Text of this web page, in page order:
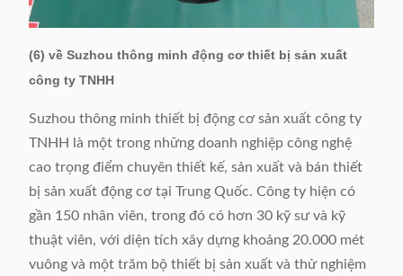
(6) về Suzhou thông minh động cơ thiết bị sản xuất
công ty TNHH
Suzhou thông minh thiết bị động cơ sản xuất công ty
TNHH là một trong những doanh nghiệp công nghệ
cao trọng điểm chuyên thiết kế, sản xuất và bán thiết
bị sản xuất động cơ tại Trung Quốc. Công ty hiện có
gần 150 nhân viên, trong đó có hơn 30 kỹ sư và kỹ
thuật viên, với diện tích xây dựng khoảng 20.000 mét
vuông và một trăm bộ thiết bị sản xuất và thử nghiệm